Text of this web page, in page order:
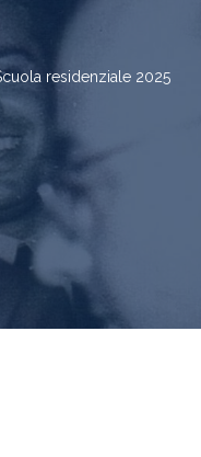
residenziale 2025